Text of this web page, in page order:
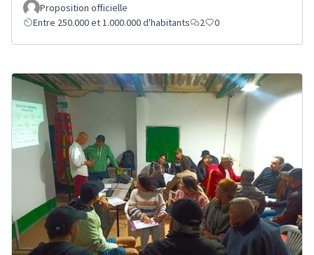
Proposition officielle
Entre 250.000 et 1.000.000 d'habitants
2 0